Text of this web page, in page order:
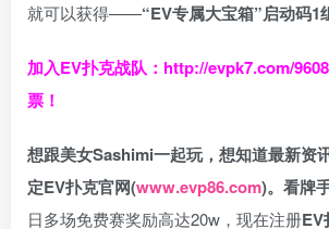
就可以获得——“EV专属大宝箱”启动码1
加入EV扑克战队： http://evpk7.com/
票！
想跟美女Sashimi一起玩， 想知道最新资
定EV扑克官网(www.evp86.com)。 看牌
日多场免费赛奖励高达20w，现在注册EV